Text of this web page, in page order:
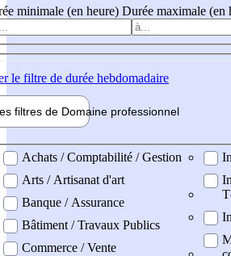
minimale (en heure) Durée maximale (en
le filtre de durée hebdomadaire
filtres de Domaine professionnel
professionel
Achats / Comptabilité / Gestion
Arts / Artisanat d'art
Banque / Assurance
Bâtiment / Travaux Publics
Commerce / Vente